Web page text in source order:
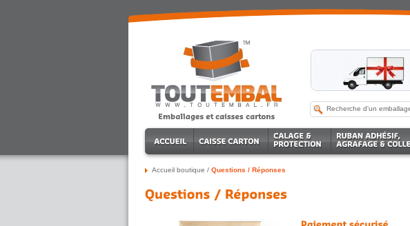
Accueil boutique / Questions / Réponses